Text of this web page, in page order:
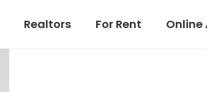
Realtors For Rent